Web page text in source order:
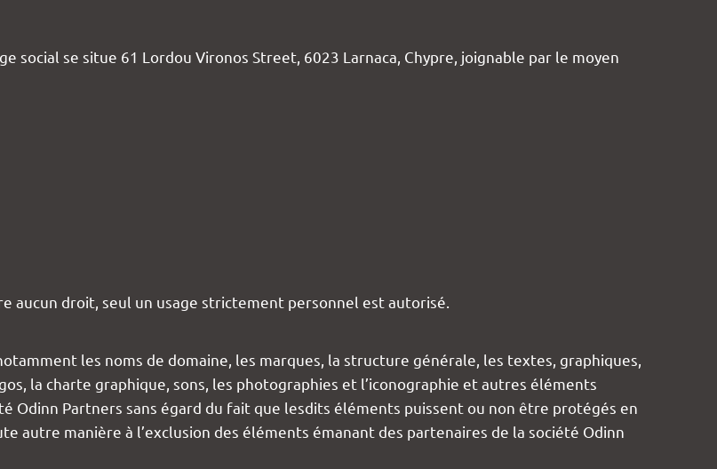
social se situe 61 Lordou Vironos Street, 6023 Larnaca, Chypre, joignable par le moyen
aucun droit, seul un usage strictement personnel est autorisé.
les noms de domaine, les marques, la structure générale, les textes, graphiques,
la charte graphique, sons, les photographies et l’iconographie et autres éléments
Odinn Partners sans égard du fait que lesdits éléments puissent ou non être protégés en
autre manière à l’exclusion des éléments émanant des partenaires de la société Odinn